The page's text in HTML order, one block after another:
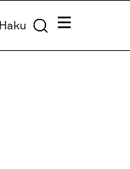
Haku Valikko